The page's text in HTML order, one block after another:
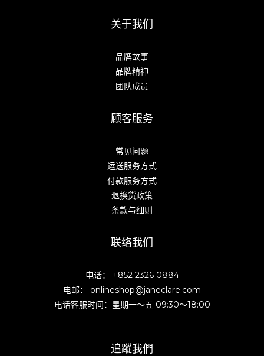
关于我们
品牌故事
品牌精神
团队成员
顾客服务
常见问题
运送服务方式
付款服务方式
退换货政策
条款与细则
联络我们
电话： +852 2326 0884
电邮： onlineshop@janeclare.com
电话客服时间：星期一～五 09:30～18:00
追蹤我們